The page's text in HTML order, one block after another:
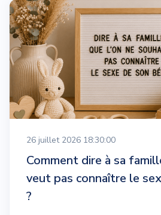
26 juillet 2026 18:30:00
Comment dire à sa
veut pas connaître le
?